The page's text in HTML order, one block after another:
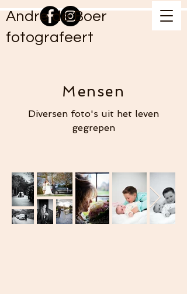
Andre de Boer
fotografeert
Mensen
Diversen foto's uit het leven
gegrepen